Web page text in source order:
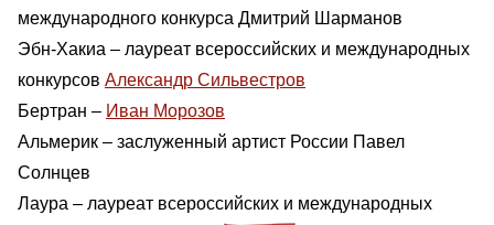
международного конкурса Дмитрий Шарманов
Эбн-Хакиа – лауреат всероссийских и международных
конкурсов Александр Сильвестров
Бертран – Иван Морозов
Альмерик – заслуженный артист России Павел
Солнцев
Лаура – лауреат всероссийских и международных